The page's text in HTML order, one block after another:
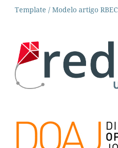
Template / Modelo artigo RBEC